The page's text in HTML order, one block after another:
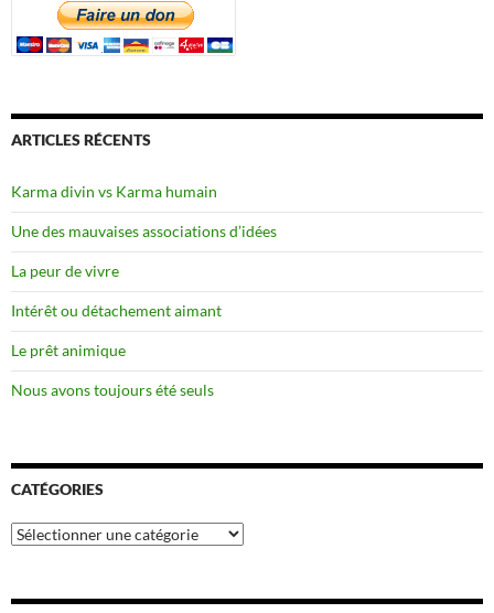
ARTICLES RÉCENTS
Karma divin vs Karma humain
Une des mauvaises associations d’idées
La peur de vivre
Intérêt ou détachement aimant
Le prêt animique
Nous avons toujours été seuls
CATÉGORIES
Catégories